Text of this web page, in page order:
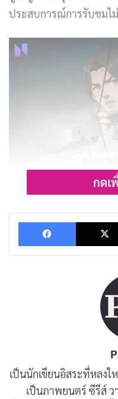
ประสบการณ์การรับชมไ
รีวิวและเรื่องย่อ
Legend of Lara
“Tomb Raider: The
ความทรงจำที่แฟนๆ หลา
เห็นสิ่งต่างๆ ที่คุ้นเคยจา
ประกอบที่น่าสนใจมากม
แม้ว่าเราจะได้เห็นสถาน
ไม่มีอะไรใหม่หรือแปลก
กดเ
เป็นนักเขียนอิสระที่หลง
เป็นภาพยนตร์ ซีรีส์